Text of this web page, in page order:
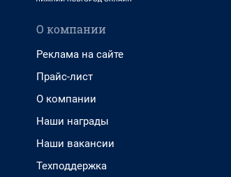
О компании
Реклама на сайте
Прайс-лист
О компании
Наши награды
Наши вакансии
Техподдержка